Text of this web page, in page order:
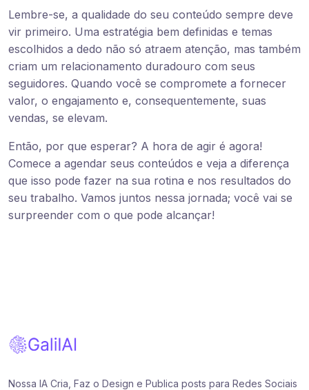
Lembre-se, a qualidade do seu conteúdo sempre deve
vir primeiro. Uma estratégia bem definidas e temas
escolhidos a dedo não só atraem atenção, mas também
criam um relacionamento duradouro com seus
seguidores. Quando você se compromete a fornecer
valor, o engajamento e, consequentemente, suas
vendas, se elevam.
Então, por que esperar? A hora de agir é agora!
Comece a agendar seus conteúdos e veja a diferença
que isso pode fazer na sua rotina e nos resultados do
seu trabalho. Vamos juntos nessa jornada; você vai se
surpreender com o que pode alcançar!
Nossa IA Cria, Faz o Design e Publica posts para Redes Sociais